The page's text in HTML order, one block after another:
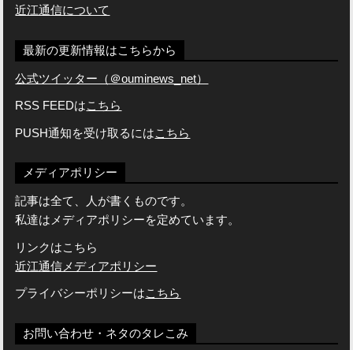
近江通信について
最新の更新情報はこちらから
公式ツイッター（＠ouminews_net）
RSS FEEDはこちら
PUSH通知を受け取るにはこちら
メディアポリシー
記事は全て、人が書くものです。
私達はメディアポリシーを定めています。
リンクはこちら
近江通信メディアポリシー
プライバシーポリシーはこちら
お問い合わせ・ネタのタレこみ